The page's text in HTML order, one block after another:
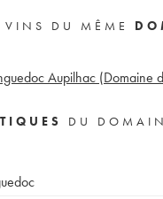
VINS DU MÊME
Aupilhac (Domaine
DU